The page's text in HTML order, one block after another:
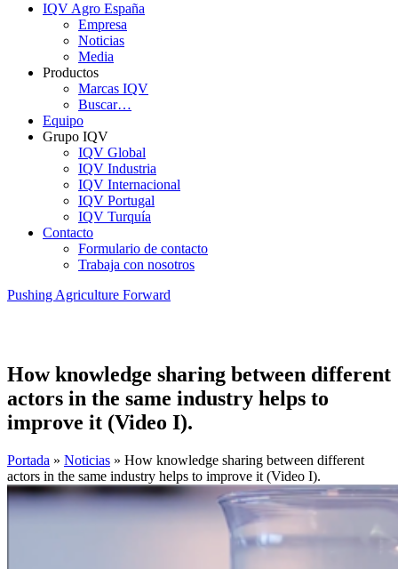
IQV Agro España
Empresa
Noticias
Media
Productos
Marcas IQV
Buscar…
Equipo
Grupo IQV
IQV Global
IQV Industria
IQV Internacional
IQV Portugal
IQV Turquía
Contacto
Formulario de contacto
Trabaja con nosotros
Pushing Agriculture Forward
How knowledge sharing between different
actors in the same industry helps to
improve it (Video I).
Portada » Noticias » How knowledge sharing between different
actors in the same industry helps to improve it (Video I).